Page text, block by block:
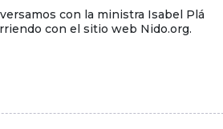
con la ministra Isabel Plá
con el sitio web Nido.org.